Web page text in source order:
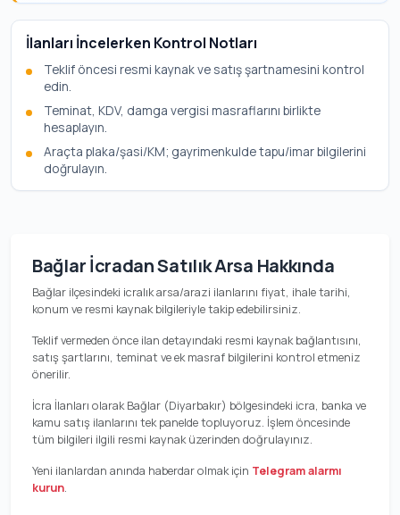
İlanları İncelerken Kontrol Notları
Teklif öncesi resmi kaynak ve satış şartnamesini kontrol
edin.
Teminat, KDV, damga vergisi masraflarını birlikte
hesaplayın.
Araçta plaka/şasi/KM; gayrimenkulde tapu/imar bilgilerini
doğrulayın.
Bağlar İcradan Satılık Arsa Hakkında
Bağlar ilçesindeki icralık arsa/arazi ilanlarını fiyat, ihale tarihi,
konum ve resmi kaynak bilgileriyle takip edebilirsiniz.
Teklif vermeden önce ilan detayındaki resmi kaynak bağlantısını,
satış şartlarını, teminat ve ek masraf bilgilerini kontrol etmeniz
önerilir.
İcra İlanları olarak Bağlar (Diyarbakır) bölgesindeki icra, banka ve
kamu satış ilanlarını tek panelde topluyoruz. İşlem öncesinde
tüm bilgileri ilgili resmi kaynak üzerinden doğrulayınız.
Yeni ilanlardan anında haberdar olmak için Telegram alarmı
kurun.